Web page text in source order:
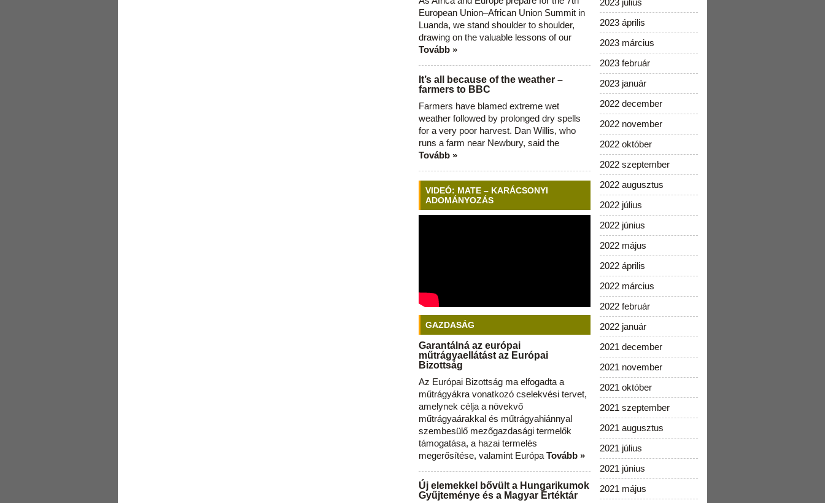
European Union–African Union Summit in
Luanda, we stand shoulder to shoulder,
drawing on the valuable lessons of our
Tovább »
It’s all because of the weather –
farmers to BBC
Farmers have blamed extreme wet
weather followed by prolonged dry spells
for a very poor harvest. Dan Willis, who
runs a farm near Newbury, said the
Tovább »
VIDEÓ: MATE – KARÁCSONYI
ADOMÁNYOZÁS
GAZDASÁG
Garantálná az európai
műtrágyaellátást az Európai
Bizottság
Az Európai Bizottság ma elfogadta a
műtrágyákra vonatkozó cselekvési tervet,
amelynek célja a növekvő
műtrágyaárakkal és műtrágyahiánnyal
szembesülő mezőgazdasági termelők
támogatása, a hazai termelés
megerősítése, valamint Európa Tovább »
Új elemekkel bővült a Hungarikumok
Gyűjteménye és a Magyar Értéktár
2023 július
2023 április
2023 március
2023 február
2023 január
2022 december
2022 november
2022 október
2022 szeptember
2022 augusztus
2022 július
2022 június
2022 május
2022 április
2022 március
2022 február
2022 január
2021 december
2021 november
2021 október
2021 szeptember
2021 augusztus
2021 július
2021 június
2021 május